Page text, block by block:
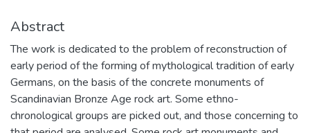
Abstract
The work is dedicated to the problem of reconstruction of
early period of the forming of mythological tradition of early
Germans, on the basis of the concrete monuments of
Scandinavian Bronze Age rock art. Some ethno-
chronological groups are picked out, and those concerning to